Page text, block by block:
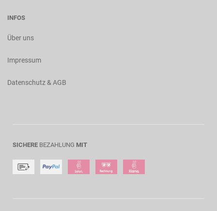
INFOS
Über uns
Impressum
Datenschutz & AGB
SICHERE BEZAHLUNG MIT